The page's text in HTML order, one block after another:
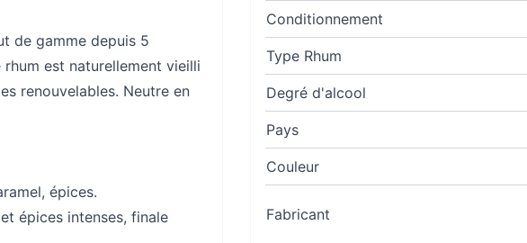
de gamme depuis 5
est naturellement vieilli
renouvelables. Neutre en
épices.
épices intenses, finale
Conditionnement
Type Rhum
Degré d'alcool
Pays
Couleur
Fabricant